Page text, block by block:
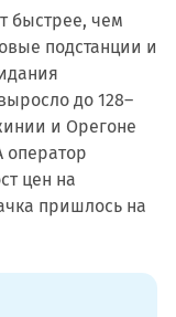
быстрее, чем
подстанции и
до 128–
и Орегоне
цен на
пришлось на